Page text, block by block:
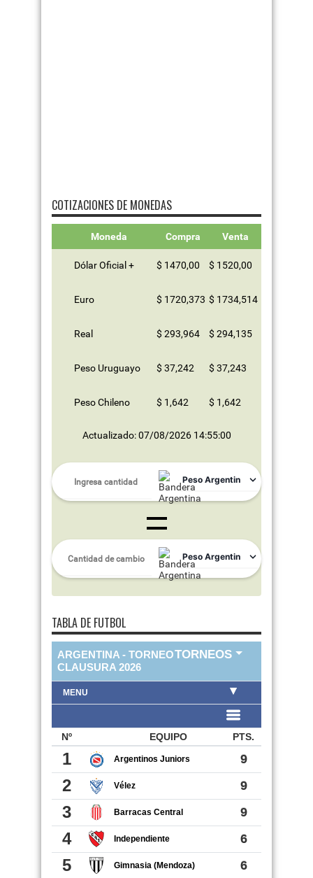
COTIZACIONES DE MONEDAS
Moneda Compra Venta
Dólar Oficial + $ 1470,00 $ 1520,00
Euro $ 1720,373 $ 1734,514
Real $ 293,964 $ 294,135
Peso Uruguayo $ 37,242 $ 37,243
Peso Chileno $ 1,642 $ 1,642
Actualizado: 07/08/2026 14:55:00
TABLA DE FUTBOL